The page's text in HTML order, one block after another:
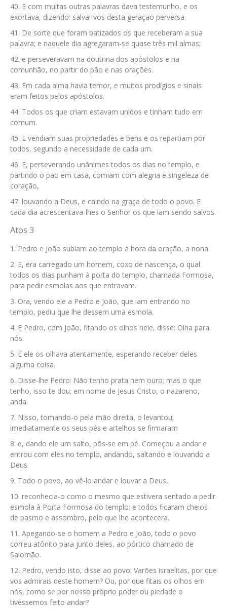
E com muitas outras palavras dava testemunho, e os
exortava, dizendo: salvai-vos desta geração perversa.
De sorte que foram batizados os que receberam a sua
palavra; e naquele dia agregaram-se quase três mil almas;
e perseveravam na doutrina dos apóstolos e na
comunhão, no partir do pão e nas orações.
Em cada alma havia temor, e muitos prodígios e sinais
eram feitos pelos apóstolos.
Todos os que criam estavam unidos e tinham tudo em
comum.
E vendiam suas propriedades e bens e os repartiam por
todos, segundo a necessidade de cada um.
E, perseverando unânimes todos os dias no templo, e
partindo o pão em casa, comiam com alegria e singeleza de
coração,
louvando a Deus, e caindo na graça de todo o povo. E
cada dia acrescentava-lhes o Senhor os que iam sendo salvos.
Atos 3
Pedro e João subiam ao templo à hora da oração, a nona.
E, era carregado um homem, coxo de nascença, o qual
todos os dias punham à porta do templo, chamada Formosa,
para pedir esmolas aos que entravam.
Ora, vendo ele a Pedro e João, que iam entrando no
templo, pediu que lhe dessem uma esmola.
E Pedro, com João, fitando os olhos nele, disse: Olha para
nós.
E ele os olhava atentamente, esperando receber deles
alguma coisa.
Disse-lhe Pedro: Não tenho prata nem ouro; mas o que
tenho, isso te dou; em nome de Jesus Cristo, o nazareno,
anda.
Nisso, tomando-o pela mão direita, o levantou;
imediatamente os seus pés e artelhos se firmaram
e, dando ele um salto, pôs-se em pé. Começou a andar e
entrou com eles no templo, andando, saltando e louvando a
Deus.
Todo o povo, ao vê-lo andar e louvar a Deus,
reconhecia-o como o mesmo que estivera sentado a pedir
esmola à Porta Formosa do templo; e todos ficaram cheios
de pasmo e assombro, pelo que lhe acontecera.
Apegando-se o homem a Pedro e João, todo o povo
correu atônito para junto deles, ao pórtico chamado de
Salomão.
Pedro, vendo isto, disse ao povo: Varões israelitas, por que
vos admirais deste homem? Ou, por que fitais os olhos em
nós, como se por nosso próprio poder ou piedade o
tivéssemos feito andar?